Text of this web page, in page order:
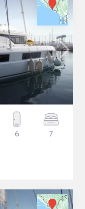
6 7